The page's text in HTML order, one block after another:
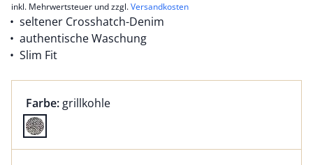
inkl. Mehrwertsteuer und zzgl.Versandkosten
seltener Crosshatch-Denim
authentische Waschung
Slim Fit
Farbauswahl:
Farbe: aktuell ausgewählt:
grillkohle
Farbe grillkohle ausgewählt